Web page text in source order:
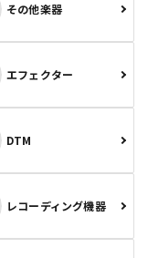
その他楽器
エフェクター
DTM
レコーディング機器